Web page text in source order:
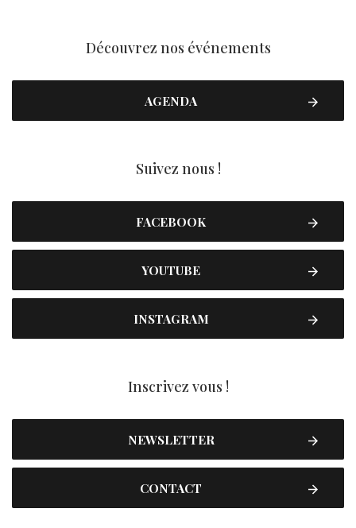
Découvrez nos événements
AGENDA
Suivez nous !
FACEBOOK
YOUTUBE
INSTAGRAM
Inscrivez vous !
NEWSLETTER
CONTACT